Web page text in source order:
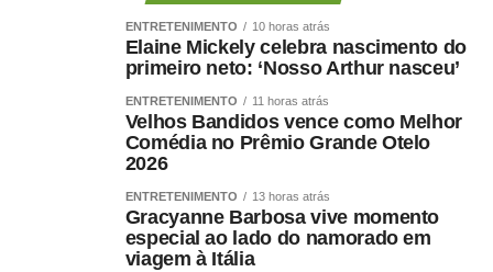
— Fica aqui a defesa de que é preciso retirar os recursos
da educação de dentro do arcabouço fiscal — registrou
A advogada Marina Fragata Chicaro, representante da
Fundação Maria Cecília Souto Vidigal, ressaltou a
estratégia de construção do futuro de país. Ela lembrou
que, conforme amparo constitucional e legal, a criança
deve ser vista como prioridade absoluta. Assim, ponderou
ENTRETENIMENTO 10 horas atrás
Elaine Mickely celebra nascimento do
primeiro neto: ‘Nosso Arthur nasceu’
ENTRETENIMENTO 11 horas atrás
Velhos Bandidos vence como Melhor
Comédia no Prêmio Grande Otelo
2026
ENTRETENIMENTO 13 horas atrás
Gracyanne Barbosa vive momento
especial ao lado do namorado em
viagem à Itália